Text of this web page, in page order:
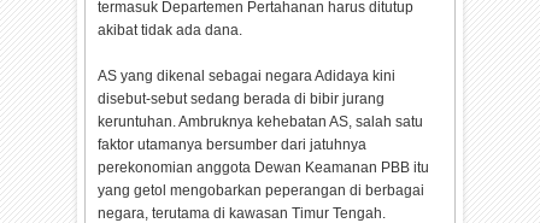
termasuk Departemen Pertahanan harus ditutup
akibat tidak ada dana.
AS yang dikenal sebagai negara Adidaya kini
disebut-sebut sedang berada di bibir jurang
keruntuhan. Ambruknya kehebatan AS, salah satu
faktor utamanya bersumber dari jatuhnya
perekonomian anggota Dewan Keamanan PBB itu
yang getol mengobarkan peperangan di berbagai
negara, terutama di kawasan Timur Tengah.